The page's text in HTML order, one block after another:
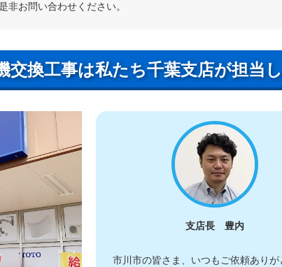
非お問い合わせください。
交換工事は私たち千葉支店が担当
支店長 豊内
市川市の皆さま、いつもご依頼ありが